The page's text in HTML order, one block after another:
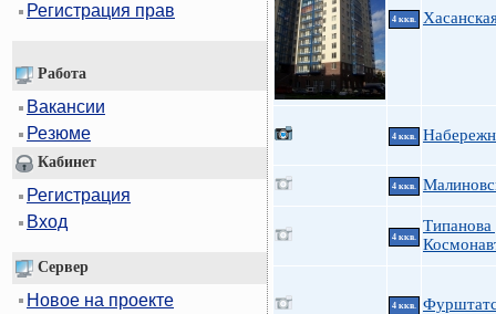
Регистрация прав
Работа
Вакансии
Резюме
Кабинет
Регистрация
Вход
Сервер
Новое на проекте
4 ккв.
4 ккв.
4 ккв.
4 ккв.
Типанова
4 ккв.